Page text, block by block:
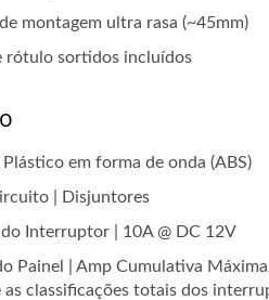
montagem ultra rasa (~45mm)
rótulo sortidos incluídos
em forma de onda (ABS)
| Disjuntores
Interruptor | 10A @ DC 12V
Painel | Amp Cumulativa
classificações totais dos